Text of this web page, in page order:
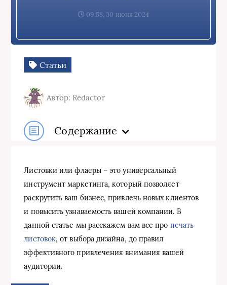
09:58, 30 июня 2024
Статьи
Автор: Redactor
Содержание
Листовки или флаеры – это универсальный
инструмент маркетинга, который позволяет
раскрутить ваш бизнес, привлечь новых клиентов
и повысить узнаваемость вашей компании. В
данной статье мы расскажем вам все про печать
листовок, от выбора дизайна, до правил
эффективного привлечения внимания вашей
аудитории.